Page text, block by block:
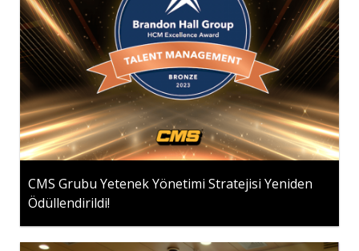
CMS Grubu Yetenek Yönetimi Stratejisi Yeniden
Ödüllendirildi!